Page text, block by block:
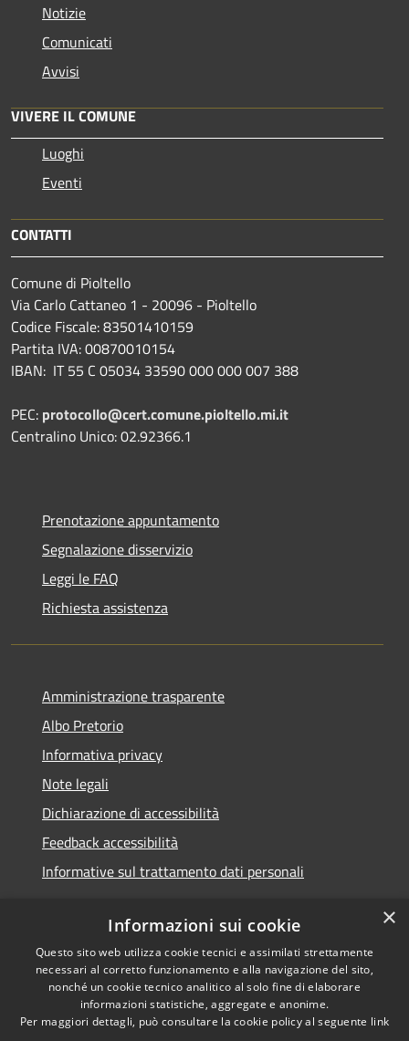
Notizie
Comunicati
Avvisi
VIVERE IL COMUNE
Luoghi
Eventi
CONTATTI
Comune di Pioltello
Via Carlo Cattaneo 1 - 20096 - Pioltello
Codice Fiscale: 83501410159
Partita IVA: 00870010154
IBAN: IT 55 C 05034 33590 000 000 007 388
PEC: protocollo@cert.comune.pioltello.mi.it
Centralino Unico: 02.92366.1
Prenotazione appuntamento
Segnalazione disservizio
Leggi le FAQ
Richiesta assistenza
Amministrazione trasparente
Albo Pretorio
Informativa privacy
Note legali
Dichiarazione di accessibilità
Feedback accessibilità
Informative sul trattamento dati personali
RSS
Accessibilità
Cookie
Copyright © 2026 • Comune di
Pioltello • Powered by
Municipium•Accesso
redazione
×
Informazioni sui cookie
Questo sito web utilizza cookie tecnici e assimilati strettamente
necessari al corretto funzionamento e alla navigazione del sito,
nonché un cookie tecnico analitico al solo fine di elaborare
informazioni statistiche, aggregate e anonime.
Per maggiori dettagli, può consultare la cookie policy al seguente link